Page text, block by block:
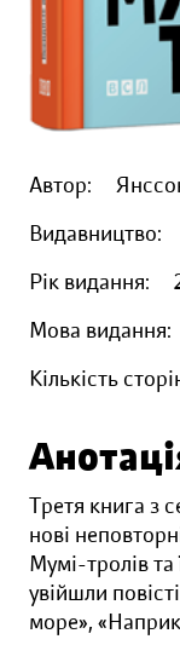
Автор:
Видавництво:
Рік видання:
Мова видання:
Кількість
Третя книга з
нові
Мумі-тролів
увійшли
море»,